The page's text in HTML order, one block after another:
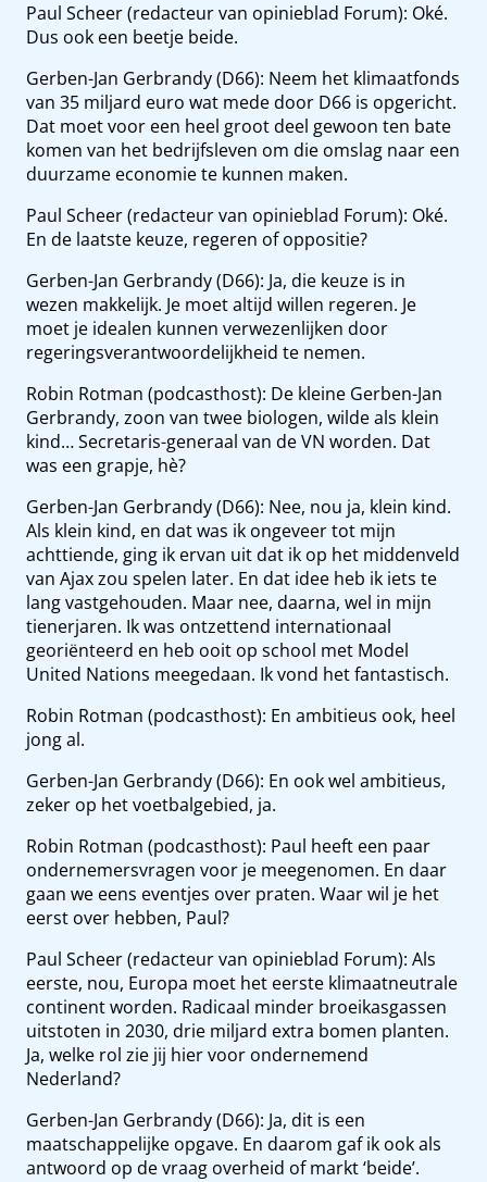
Paul Scheer (redacteur van opinieblad Forum): Oké.
Dus ook een beetje beide.
Gerben-Jan Gerbrandy (D66): Neem het klimaatfonds
van 35 miljard euro wat mede door D66 is opgericht.
Dat moet voor een heel groot deel gewoon ten bate
komen van het bedrijfsleven om die omslag naar een
duurzame economie te kunnen maken.
Paul Scheer (redacteur van opinieblad Forum): Oké.
En de laatste keuze, regeren of oppositie?
Gerben-Jan Gerbrandy (D66): Ja, die keuze is in
wezen makkelijk. Je moet altijd willen regeren. Je
moet je idealen kunnen verwezenlijken door
regeringsverantwoordelijkheid te nemen.
Robin Rotman (podcasthost): De kleine Gerben-Jan
Gerbrandy, zoon van twee biologen, wilde als klein
kind… Secretaris-generaal van de VN worden. Dat
was een grapje, hè?
Gerben-Jan Gerbrandy (D66): Nee, nou ja, klein kind.
Als klein kind, en dat was ik ongeveer tot mijn
achttiende, ging ik ervan uit dat ik op het middenveld
van Ajax zou spelen later. En dat idee heb ik iets te
lang vastgehouden. Maar nee, daarna, wel in mijn
tienerjaren. Ik was ontzettend internationaal
georiënteerd en heb ooit op school met Model
United Nations meegedaan. Ik vond het fantastisch.
Robin Rotman (podcasthost): En ambitieus ook, heel
jong al.
Gerben-Jan Gerbrandy (D66): En ook wel ambitieus,
zeker op het voetbalgebied, ja.
Robin Rotman (podcasthost): Paul heeft een paar
ondernemersvragen voor je meegenomen. En daar
gaan we eens eventjes over praten. Waar wil je het
eerst over hebben, Paul?
Paul Scheer (redacteur van opinieblad Forum): Als
eerste, nou, Europa moet het eerste klimaatneutrale
continent worden. Radicaal minder broeikasgassen
uitstoten in 2030, drie miljard extra bomen planten.
Ja, welke rol zie jij hier voor ondernemend
Nederland?
Gerben-Jan Gerbrandy (D66): Ja, dit is een
maatschappelijke opgave. En daarom gaf ik ook als
antwoord op de vraag overheid of markt ‘beide’.